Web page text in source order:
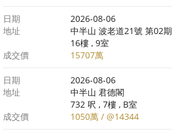
日期
2026-08-06
地址
中半山 波老道21號 第02期
16樓 , 9室
成交價
15707萬
日期
2026-08-06
地址
中半山 君德閣
732 呎 , 7樓 , B室
成交價
1050萬 / @14344